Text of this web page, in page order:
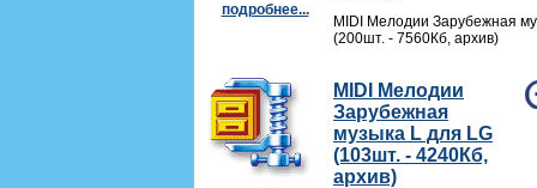
подробнее...
MIDI Мелодии Зарубежная
(200шт. - 7560Кб, архив)
MIDI Мелодии
Зарубежная
музыка L для LG
(103шт. - 4240Кб,
архив)